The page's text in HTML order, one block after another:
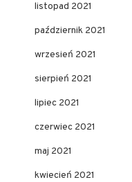
listopad 2021
październik 2021
wrzesień 2021
sierpień 2021
lipiec 2021
czerwiec 2021
maj 2021
kwiecień 2021